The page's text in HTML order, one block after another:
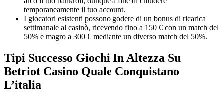
temporaneamente il tuo account.
I giocatori esistenti possono godere di un bonus di ricarica
settimanale al casinò, ricevendo fino a 150 € con un match del
50% e magro a 300 € mediante un diverso match del 50%.
Tipi Successo Giochi In Altezza Su
Betriot Casino Quale Conquistano
L’italia